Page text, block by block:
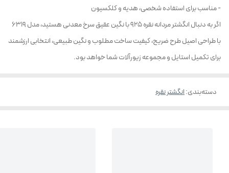
- مناسب برای استفاده شخصی، هدیه و کلکسیون
اگر به دنبال انگشتر مردانه نقره 925 با نگین عقیق سرخ معدنی هستید، مدل 6319
با طراحی اصیل طرح ضریح، کیفیت ساخت مطلوب و نگین طبیعی، انتخابی ارزشمند
برای تکمیل استایل و مجموعه زیورآلات شما خواهد بود.
دسته‌بندی:انگشتر نقره